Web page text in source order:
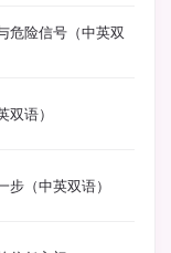
危险信号（中英双
语）
（中英双语）